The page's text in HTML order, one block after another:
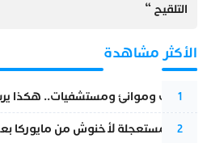
التلقيح “
الأكثر مشاهدة
1
قطارات وموانئ ومستشفيات.. هكذا يرسم قانون المالية
2
عودة مستعجلة لأخنوش من مايوركا